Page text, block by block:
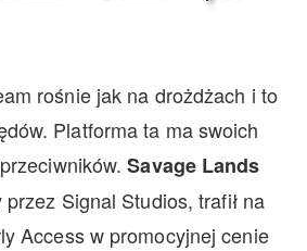
rośnie jak na drożdżach i to
Platforma ta ma swoich
Savage Lands
Signal Studios, trafił na
Access w promocyjnej cenie